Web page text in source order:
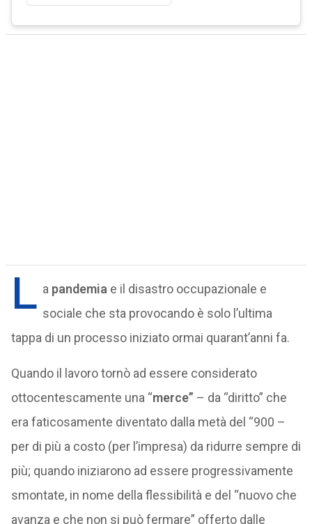
L a pandemia e il disastro occupazionale e
sociale che sta provocando è solo l’ultima
tappa di un processo iniziato ormai quarant’anni fa.
Quando il lavoro tornò ad essere considerato
ottocentescamente una “merce” – da “diritto” che
era faticosamente diventato dalla metà del “900 –
per di più a costo (per l’impresa) da ridurre sempre di
più; quando iniziarono ad essere progressivamente
smontate, in nome della flessibilità e del “nuovo che
avanza e che non si può fermare” offerto dalle